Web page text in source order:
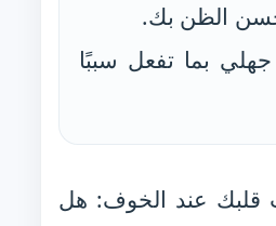
الظن بك.
بما تفعل سببًا
قلبك عند الخوف: هل